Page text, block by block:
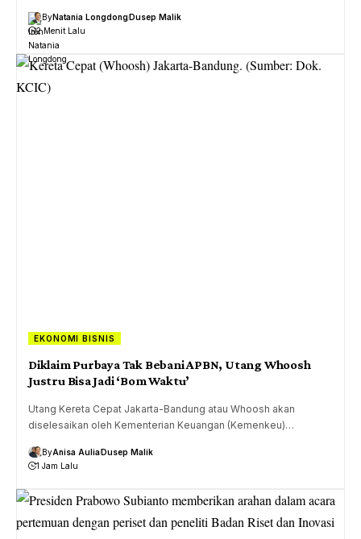
ByNatania LongdongDusep Malik
2 Menit Lalu
EKONOMI BISNIS
Diklaim Purbaya Tak Bebani APBN, Utang Whoosh
Justru Bisa Jadi ‘Bom Waktu’
Utang Kereta Cepat Jakarta-Bandung atau Whoosh akan
diselesaikan oleh Kementerian Keuangan (Kemenkeu)…
ByAnisa AuliaDusep Malik
1 Jam Lalu